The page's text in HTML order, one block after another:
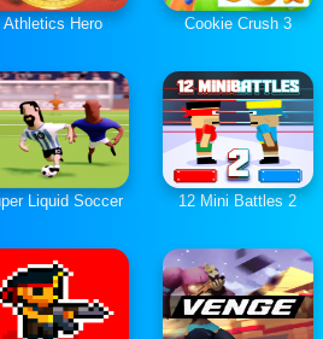
Athletics Hero Cookie Crush 3
Liquid Soccer 12 Mini Battles 2